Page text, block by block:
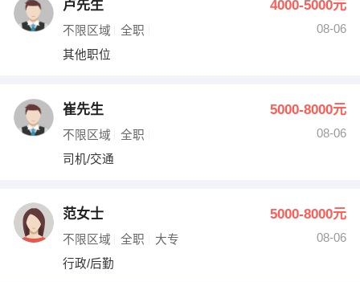
卢先生 4000-5000元
不限区域 全职
08-06
其他职位
崔先生 5000-8000元
不限区域 全职
08-06
司机/交通
范女士 5000-8000元
不限区域 全职 大专
08-06
行政/后勤